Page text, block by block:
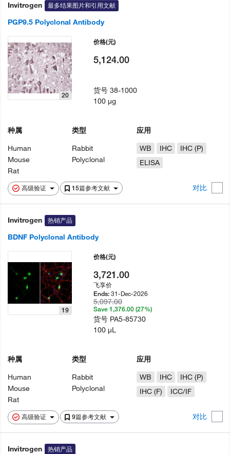
Invitrogen 最多结果图片和引用文献
PGP9.5 Polyclonal Antibody
高级验证 15篇参考文献 对比
20
种属
Human
Mouse
Rat
类型
Rabbit
Polyclonal
应用
WB
IHC
IHC (P)
ELISA
价格(元)
5,124.00
货号38-1000
100 µg
Invitrogen 热销产品
BDNF Polyclonal Antibody
高级验证 9篇参考文献 对比
19
种属
Human
Mouse
Rat
类型
Rabbit
Polyclonal
应用
WB
IHC
IHC (P)
IHC (F)
ICC/IF
价格(元)
3,721.00
飞享价
Ends:31-Dec-2026
5,097.00
Save 1,376.00 (27%)
货号 PA5-85730
100 µL
Invitrogen 热销产品